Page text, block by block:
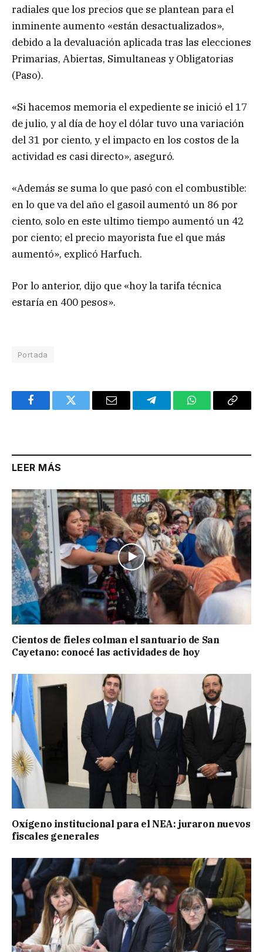
radiales que los precios que se plantean para el
inminente aumento «están desactualizados»,
debido a la devaluación aplicada tras las elecciones
Primarias, Abiertas, Simultaneas y Obligatorias
(Paso).
«Si hacemos memoria el expediente se inició el 17
de julio, y al día de hoy el dólar tuvo una variación
del 31 por ciento, y el impacto en los costos de la
actividad es casi directo», aseguró.
«Además se suma lo que pasó con el combustible:
en lo que va del año el gasoil aumentó un 86 por
ciento, solo en este ultimo tiempo aumentó un 42
por ciento; el precio mayorista fue el que más
aumentó», explicó Harfuch.
Por lo anterior, dijo que «hoy la tarifa técnica
estaría en 400 pesos».
Portada
FacebookTwitter Email TelegramWhatsAppCopy
LEER MÁS
Cientos de fieles colman el santuario de San
Cayetano: conocé las actividades de hoy
Oxígeno institucional para el NEA: juraron nuevos
fiscales generales